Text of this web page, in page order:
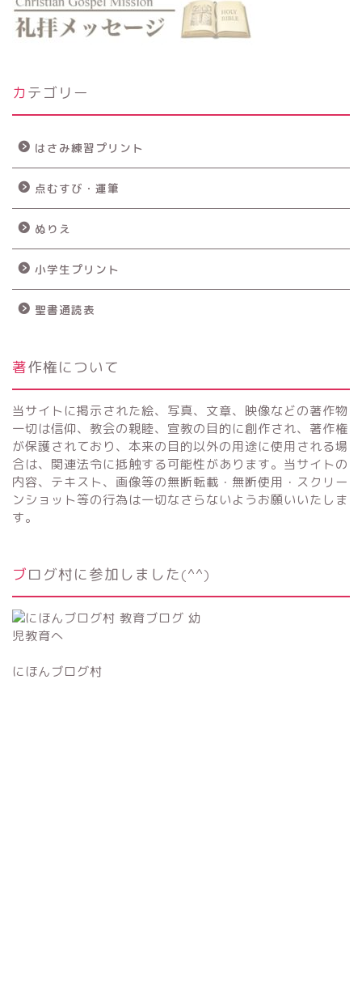
カテゴリー
はさみ練習プリント
点むすび・運筆
ぬりえ
小学生プリント
聖書通読表
著作権について
当サイトに掲示された絵、写真、文章、映像などの著作物
一切は信仰、教会の親睦、宣教の目的に創作され、著作権
が保護されており、本来の目的以外の用途に使用される場
合は、関連法令に抵触する可能性があります。当サイトの
内容、テキスト、画像等の無断転載・無断使用・スクリー
ンショット等の行為は一切なさらないようお願いいたしま
す。
ブログ村に参加しました(^^)
にほんブログ村